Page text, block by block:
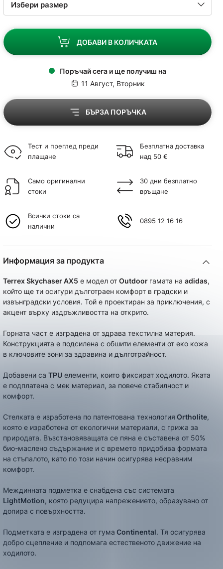
ДОБАВИ В КОЛИЧКАТА
Поръчай сега и ще получиш на
11 Август, Вторник
БЪРЗА ПОРЪЧКА
Тест и преглед преди
плащане
Безплатна доставка
над 50 €
Само оригинални
стоки
30 дни безплатно
връщане
Всички стоки са
налични
0895 12 16 16
Информация за продукта
Terrex Skychaser AX5 е модел от Outdoor гамата на adidas,
който ще ти осигури дълготраен комфорт в градски и
извънградски условия. Той е проектиран за приключения, с
акцент върху издръжливостта на открито.
Горната част е изградена от здрава текстилна материя.
Конструкцията е подсилена с обшити елементи от еко кожа
в ключовите зони за здравина и дълготрайност.
Добавени са TPU елементи, които фиксират ходилото. Яката
е подплатена с мек материал, за повече стабилност и
комфорт.
Стелката е изработена по патентована технология Ortholite,
която е изработена от екологични материали, с грижа за
природата. Възстановяващата се пяна е съставена от 50%
био-маслено съдържание и с времето придобива формата
на стъпалото, като по този начин осигурява несравним
комфорт.
Междинната подметка е снабдена със системата
LightMotion, която редуцира напрежението, образувано от
допира с повърхността.
Подметката е изградена от гума Continental. Тя осигурява
добро сцепление и подпомага естественото движение на
ходилото.